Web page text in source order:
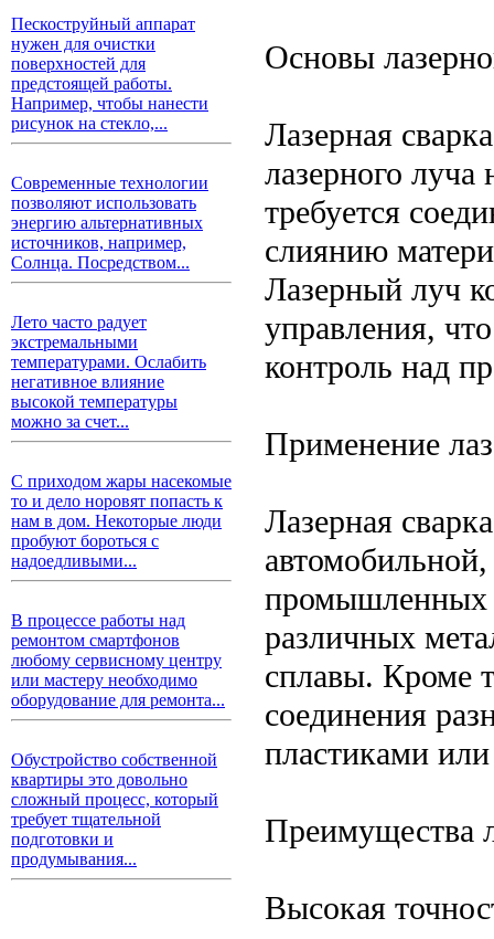
Пескоструйный аппарат
нужен для очистки
поверхностей для
предстоящей работы.
Например, чтобы нанести
рисунок на стекло,...
Современные технологии
позволяют использовать
энергию альтернативных
источников, например,
Солнца. Посредством...
Лето часто радует
экстремальными
температурами. Ослабить
негативное влияние
высокой температуры
можно за счет...
С приходом жары насекомые
то и дело норовят попасть к
нам в дом. Некоторые люди
пробуют бороться с
надоедливыми...
В процессе работы над
ремонтом смартфонов
любому сервисному центру
или мастеру необходимо
оборудование для ремонта...
Обустройство собственной
квартиры это довольно
сложный процесс, который
требует тщательной
подготовки и
продумывания...
Основы
Лазерная
лазерного
требуется
слиянию
Лазерный луч
управления,
контроль над
Применение
Лазерная
промышленных
различных
сплавы. Кроме
соединения
пластиками
Преимущества
Высокая